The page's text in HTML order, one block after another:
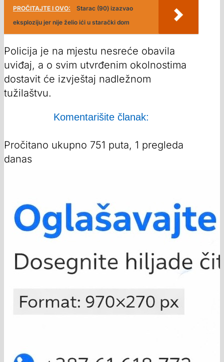
PROČITAJTE I OVO:
Starac (90) izazvao
eksploziju jer nije želio ići u starački dom
Policija je na mjestu nesreće obavila
uviđaj, a o svim utvrđenim okolnostima
dostavit će izvještaj nadležnom
tužilaštvu.
Komentarišite članak:
Pročitano ukupno 751 puta, 1 pregleda
danas